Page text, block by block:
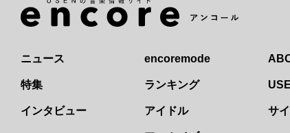
ニュース
特集
インタビュー
encoremode
ランキング
アイドル サ